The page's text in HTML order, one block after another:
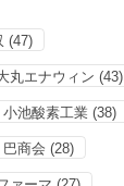
(47)
丸エナウィン (43)
小池酸素工業 (38)
巴商会 (28)